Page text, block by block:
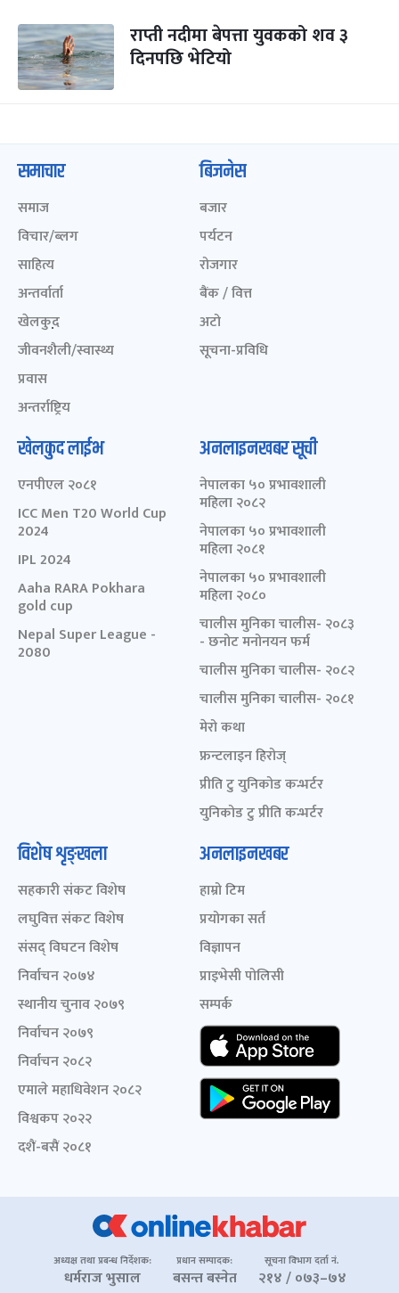
राप्ती नदीमा बेपत्ता युवकको शव ३
दिनपछि भेटियो
समाचार
समाज
विचार/ब्लग
साहित्य
अन्तर्वार्ता
खेलकुद़़
जीवनशैली/स्वास्थ्य
प्रवास
अन्तर्राष्ट्रिय
बिजनेस
बजार
पर्यटन
रोजगार
बैंक / वित्त
अटो
सूचना-प्रविधि
खेलकुद लाईभ
एनपीएल २०८१
ICC Men T20 World Cup
2024
IPL 2024
Aaha RARA Pokhara
gold cup
Nepal Super League -
2080
अनलाइनखबर सूची
नेपालका ५० प्रभावशाली
महिला २०८२
नेपालका ५० प्रभावशाली
महिला २०८१
नेपालका ५० प्रभावशाली
महिला २०८०
चालीस मुनिका चालीस- २०८३
- छनोट मनोनयन फर्म
चालीस मुनिका चालीस- २०८२
चालीस मुनिका चालीस- २०८१
मेरो कथा
फ्रन्टलाइन हिरोज्
प्रीति टु युनिकोड कन्भर्टर
युनिकोड टु प्रीति कन्भर्टर
विशेष शृङ्खला
सहकारी संकट विशेष
लघुवित्त संकट विशेष
संसद् विघटन विशेष
निर्वाचन २०७४
स्थानीय चुनाव २०७९
निर्वाचन २०७९
निर्वाचन २०८२
एमाले महाधिवेशन २०८२
विश्वकप २०२२
दशैं-बसैं २०८१
अनलाइनखबर
हाम्रो टिम
प्रयोगका सर्त
विज्ञापन
प्राइभेसी पोलिसी
सम्पर्क
अध्यक्ष तथा प्रबन्ध निर्देशक:
धर्मराज भुसाल
प्रधान सम्पादक:
बसन्त बस्नेत
सूचना विभाग दर्ता नं.
२१४ / ०७३–७४